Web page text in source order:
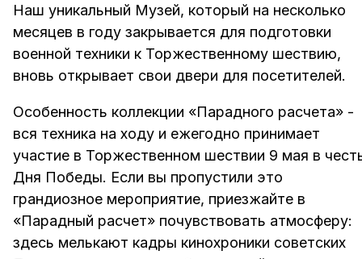
Наш уникальный Музей, который на несколько
месяцев в году закрывается для подготовки
военной техники к Торжественному шествию,
вновь открывает свои двери для посетителей.
Особенность коллекции «Парадного расчета» -
вся техника на ходу и ежегодно принимает
участие в Торжественном шествии 9 мая в
Дня Победы. Если вы пропустили это
грандиозное мероприятие, приезжайте в
«Парадный расчет» почувствовать атмосферу:
здесь мелькают кадры кинохроники советских